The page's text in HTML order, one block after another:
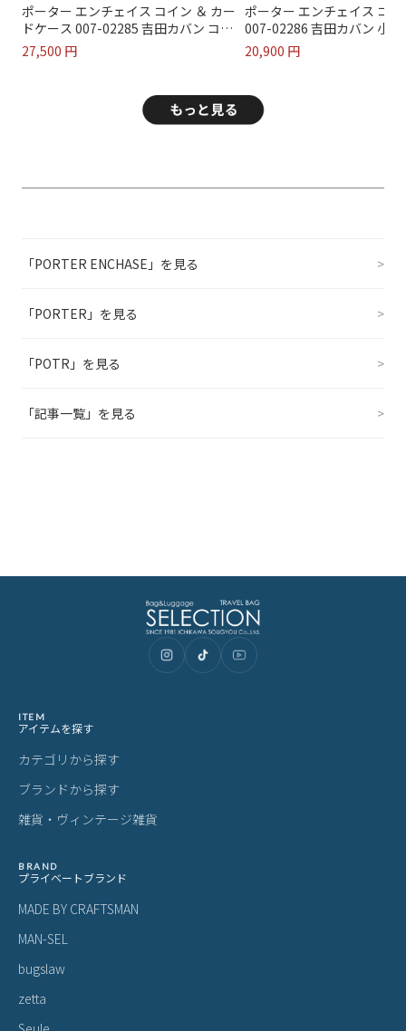
ポーター エンチェイス コイン ＆ カー
ドケース 007-02285 吉田カバン コイ
ンケース キーリング付 小銭入れ 財布
本革 レザー ブランド メン...
27,500 円
ポーター エンチェイス コ
007-02286 吉田カバン 小銭
本革 レザー ミニ ブランド
ィース PORTER
20,900 円
「PORTER ENCHASE」を見る >
「PORTER」を見る >
「POTR」を見る >
「記事一覧」を見る >
ITEM
アイテムを探す
カテゴリから探す
ブランドから探す
雑貨・ヴィンテージ雑貨
BRAND
プライベートブランド
MADE BY CRAFTSMAN
MAN-SEL
bugslaw
zetta